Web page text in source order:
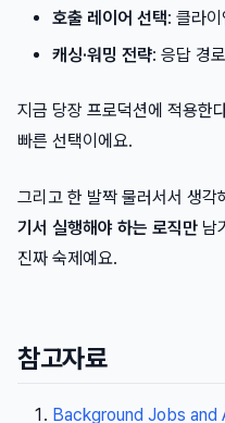
호출 레이어 선택: 클라
캐싱·워밍 전략: 응답 경
지금 당장 프로덕션에 적용
빠른 선택이에요.
그리고 한 발짝 물러서서 생
기서 실행해야 하는 로직만 남
진짜 숙제예요.
참고자료
Background Jobs